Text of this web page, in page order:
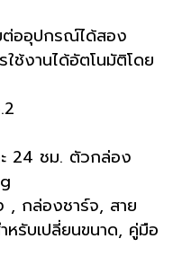
ต่ออุปกรณ์ได้สอง
ช้งานได้อัตโนมัติโดย
24 ชม. ตัวกล่อง
กล่องชาร์จ, สาย
รับเปลี่ยนขนาด, คู่มือ